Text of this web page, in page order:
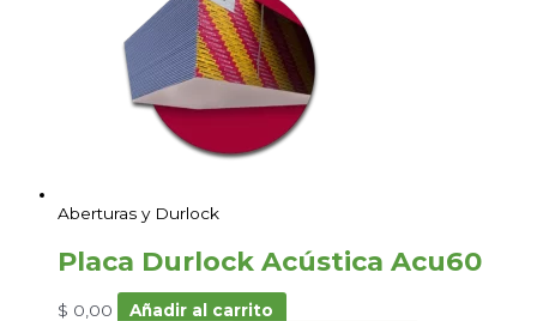
Aberturas y Durlock
Placa Durlock Acústica Acu60
$ 0,00 Añadir al carrito